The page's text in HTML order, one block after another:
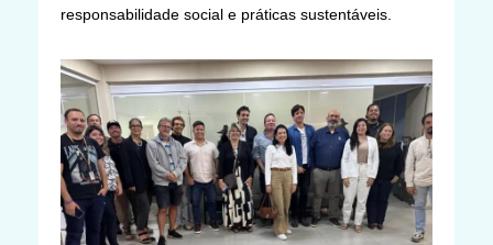
responsabilidade social e práticas sustentáveis.